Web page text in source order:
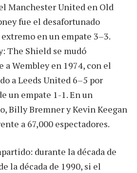
Manchester United en Old
fue el desafortunado
en un empate 3–3.
The Shield se mudó
Wembley en 1974, con el
a Leeds United 6–5 por
un empate 1-1. En un
Billy Bremner y Kevin Keegan
a 67,000 espectadores.
durante la década de
la década de 1990, si el